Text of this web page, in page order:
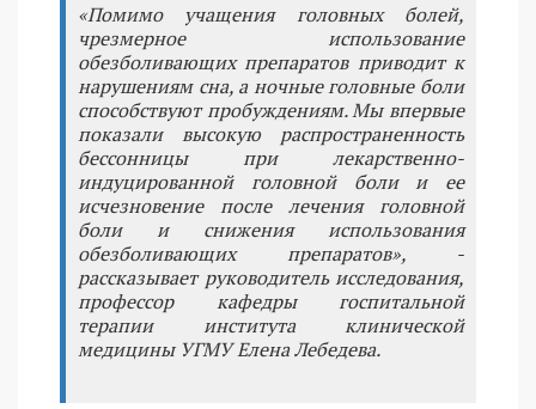
«Помимо учащения головных болей,
чрезмерное использование
обезболивающих препаратов приводит к
нарушениям сна, а ночные головные боли
способствуют пробуждениям. Мы впервые
показали высокую распространенность
бессонницы при лекарственно-
индуцированной головной боли и ее
исчезновение после лечения головной
боли и снижения использования
обезболивающих препаратов», -
рассказывает руководитель исследования,
профессор кафедры госпитальной
терапии института клинической
медицины УГМУ Елена Лебедева.